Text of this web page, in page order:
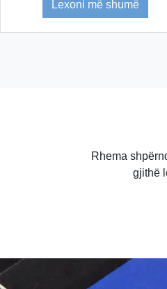
Lexoni më shumë
Rhema
gjithë